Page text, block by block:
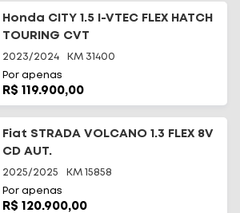
Honda CITY 1.5 I-VTEC FLEX HATCH
TOURING CVT
2023/2024 KM 31400
Por apenas
R$ 119.900,00
Fiat STRADA VOLCANO 1.3 FLEX 8V
CD AUT.
2025/2025 KM 15858
Por apenas
R$ 120.900,00